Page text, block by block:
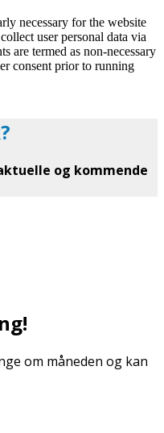
necessary for the website
user personal data via
are termed as non-necessary
consent prior to running
og kommende
om måneden og kan